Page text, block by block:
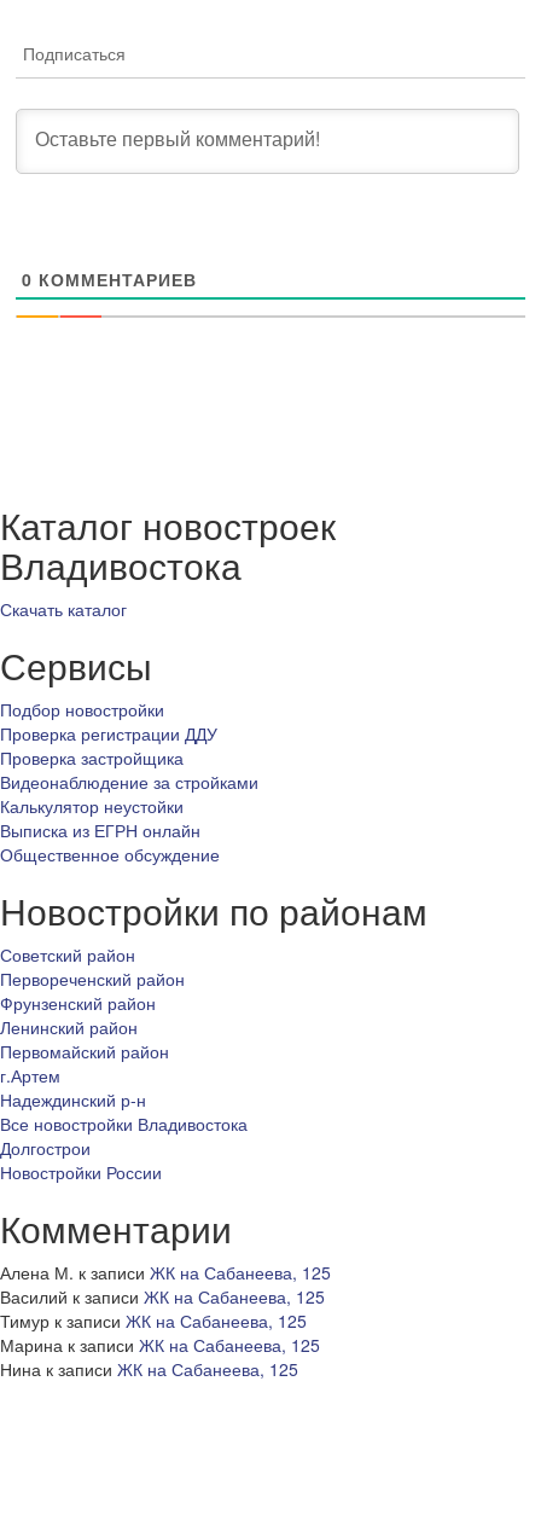
Подписаться
0 КОММЕНТАРИЕВ
Каталог новостроек
Владивостока
Скачать каталог
Сервисы
Подбор новостройки
Проверка регистрации ДДУ
Проверка застройщика
Видеонаблюдение за стройками
Калькулятор неустойки
Выписка из ЕГРН онлайн
Общественное обсуждение
Новостройки по районам
Советский район
Первореченский район
Фрунзенский район
Ленинский район
Первомайский район
г.Артем
Надеждинский р-н
Все новостройки Владивостока
Долгострои
Новостройки России
Комментарии
Алена М. к записи ЖК на Сабанеева, 125
Василий к записи ЖК на Сабанеева, 125
Тимур к записи ЖК на Сабанеева, 125
Марина к записи ЖК на Сабанеева, 125
Нина к записи ЖК на Сабанеева, 125